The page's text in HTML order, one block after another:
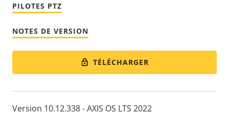
PILOTES PTZ
NOTES DE VERSION
TÉLÉCHARGER
Version 10.12.338 - AXIS OS LTS 2022